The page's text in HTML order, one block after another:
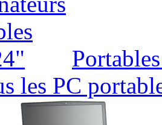
les PC